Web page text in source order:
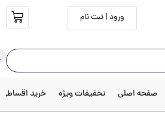
ورود | ثبت نام
صفحه اصلی تخفیفات ویژه خرید اقساطی